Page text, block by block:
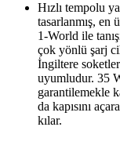
Hızlı tempolu
tasarlanmış, en
1-World ile
çok yönlü şarj
İngiltere
uyumludur. 35
garantilemekle
da kapısını
kılar.